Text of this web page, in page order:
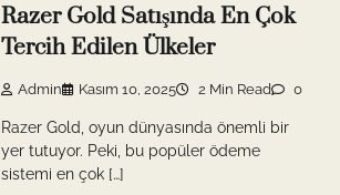
Razer Gold Satışında En Çok
Tercih Edilen Ülkeler
Admin Kasım 10, 2025 2 Min Read 0
Razer Gold, oyun dünyasında önemli bir
yer tutuyor. Peki, bu popüler ödeme
sistemi en çok […]